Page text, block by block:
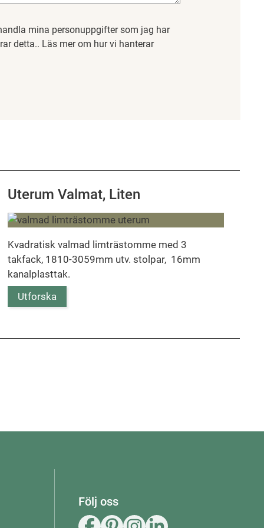
mina personuppgifter som jag har
detta.. Läs mer om hur vi hanterar
Uterum Valmat, Liten
Kvadratisk valmad limträstomme med 3
takfack, 1810-3059mm utv. stolpar, 16mm
kanalplasttak.
Utforska
Följ oss